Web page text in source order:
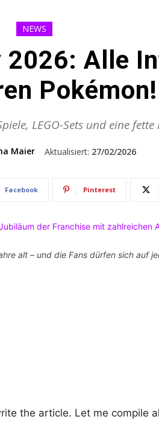
NEWS
2026: Alle
Pokémon!
LEGO-Sets und eine fette
Maier Aktualisiert: 27/02/2026
Facebook Pinterest
alt – und die Fans dürfen sich auf
the article. Let me compile